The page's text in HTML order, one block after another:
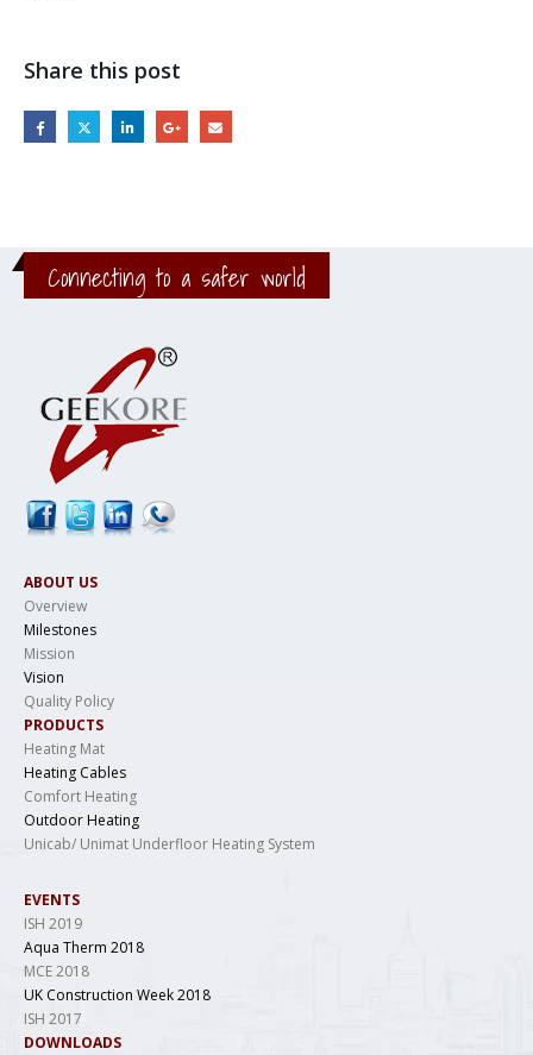
Share this post
Connecting to a safer world
ABOUT US
Overview
Milestones
Mission
Vision
Quality Policy
PRODUCTS
Heating Mat
Heating Cables
Comfort Heating
Outdoor Heating
Unicab/ Unimat Underfloor Heating System
EVENTS
ISH 2019
Aqua Therm 2018
MCE 2018
UK Construction Week 2018
ISH 2017
DOWNLOADS